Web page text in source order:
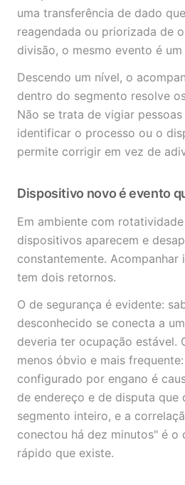
uma transferência de dado
reagendada ou priorizada de
divisão, o mesmo evento é
Descendo um nível, o
dentro do segmento resolve
Não se trata de vigiar
identificar o processo ou o
permite corrigir em vez de
Dispositivo novo é evento
Em ambiente com
dispositivos aparecem e
constantemente. Acompanhar
tem dois retornos.
O de segurança é evidente:
desconhecido se conecta a
deveria ter ocupação estável.
menos óbvio e mais
configurado por engano é
de endereço e de disputa que
segmento inteiro, e a
conectou há dez minutos" é o
rápido que existe.